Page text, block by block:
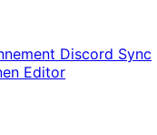
Discord Sync
Editor